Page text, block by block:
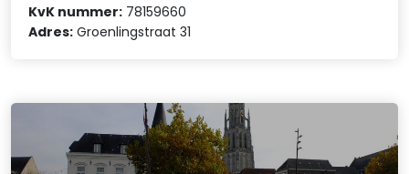
KvK nummer: 78159660
Adres: Groenlingstraat 31